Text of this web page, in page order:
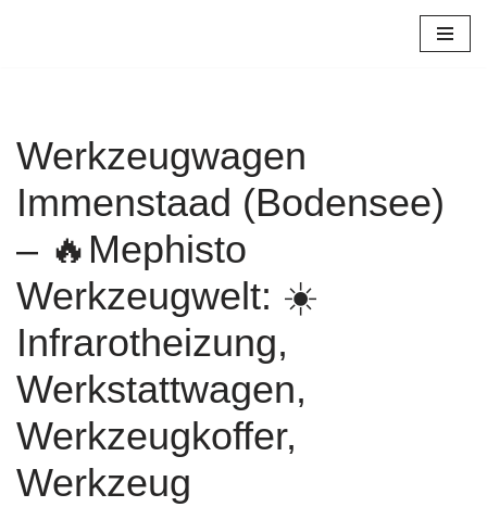
Werkzeugwagen
Immenstaad (Bodensee)
– 🔥Mephisto
Werkzeugwelt: ☀️
Infrarotheizung,
Werkstattwagen,
Werkzeugkoffer,
Werkzeug